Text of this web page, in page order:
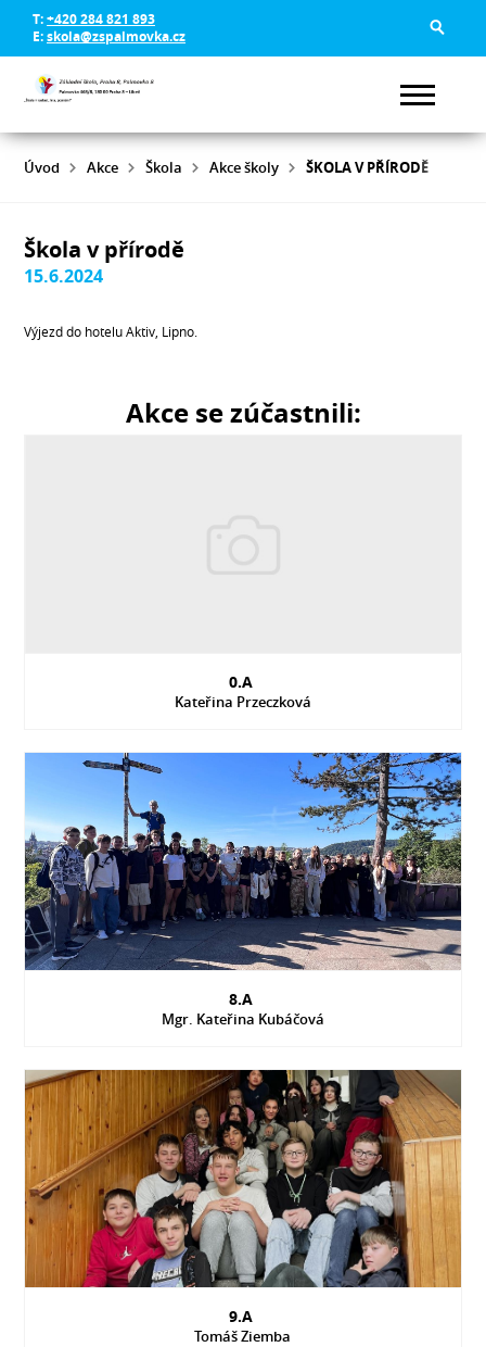
T:+420 284 821 893
E:skola@zspalmovka.cz
Úvod Akce Škola Akce školy ŠKOLA V PŘÍRODĚ
Škola v přírodě
15.6.2024
Výjezd do hotelu Aktiv, Lipno.
Akce se zúčastnili:
0.A
Kateřina Przeczková
8.A
Mgr. Kateřina Kubáčová
9.A
Tomáš Ziemba